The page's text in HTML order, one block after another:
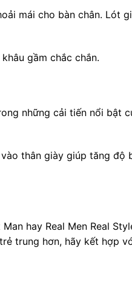
mái cho bàn chân. Lót
gầm chắc chắn.
những cải tiến nổi bật
thân giày giúp tăng độ
hay Real Men Real
trung hơn, hãy kết hợp